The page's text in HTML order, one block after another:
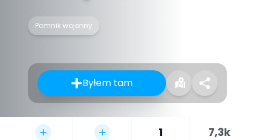
Pomnik wojenny
Byłem tam
1 7,3k